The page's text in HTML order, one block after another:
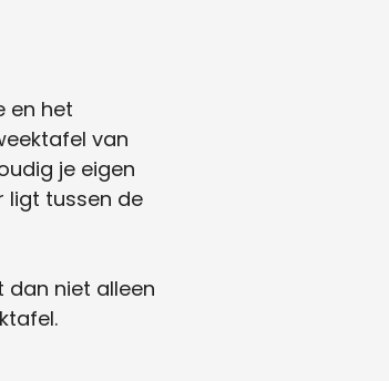
en het
van
je eigen
ligt tussen de
dan niet alleen